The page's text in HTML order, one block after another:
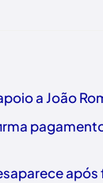
a João
após